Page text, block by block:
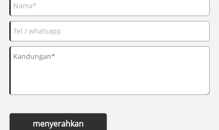
menyerahkan